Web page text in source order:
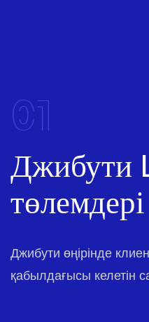
01
Джибути
төлемдері
Джибути өңірінде
қабылдағысы келетін